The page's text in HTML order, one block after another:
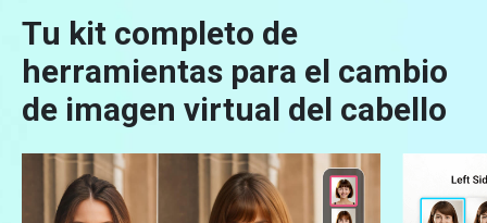
Tu kit completo de
herramientas para el cambio
de imagen virtual del cabello